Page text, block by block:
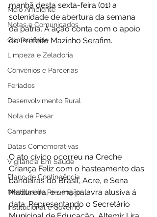
Meio Ambiente
Notas e Comunicados
Comunidade
Limpeza e Zeladoria
Convênios e Parcerias
Feriados
Desenvolvimento Rural
Nota de Pesar
Campanhas
Datas Comemorativas
Vigilância Em Saúde
Plano de Contingência
Medidas de Prevenção
Institucional e Governo
manhã desta sexta-feira (01) a
solenidade de abertura da semana
da pátria. A ação conta com o apoio
do Prefeito Mazinho Serafim.
O ato cívico ocorreu na Creche
Criança Feliz com o hasteamento das
bandeiras do Brasil, Acre, e Sena
Madureira, e uma palavra alusiva á
data. Representando o Secretário